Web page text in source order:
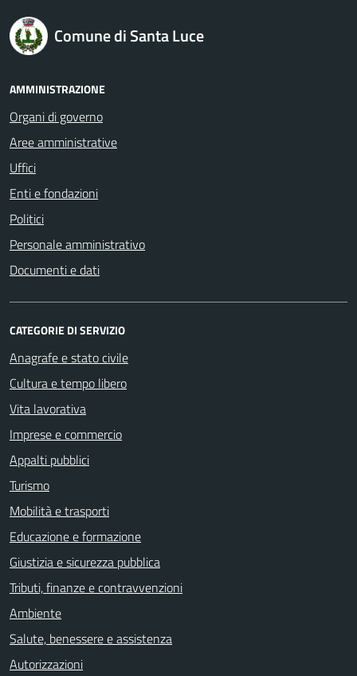
logo Unione Europea
Comune di Santa Luce
AMMINISTRAZIONE
Organi di governo
Aree amministrative
Uffici
Enti e fondazioni
Politici
Personale amministrativo
Documenti e dati
CATEGORIE DI SERVIZIO
Anagrafe e stato civile
Cultura e tempo libero
Vita lavorativa
Imprese e commercio
Appalti pubblici
Turismo
Mobilità e trasporti
Educazione e formazione
Giustizia e sicurezza pubblica
Tributi, finanze e contravvenzioni
Ambiente
Salute, benessere e assistenza
Autorizzazioni